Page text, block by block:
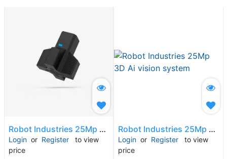
Robot Industries 25Mp 3D Ai vision system
Loginor Register
to view
price
Robot Industries 25Mp 3D Ai vision system
Login or Register
to view
price